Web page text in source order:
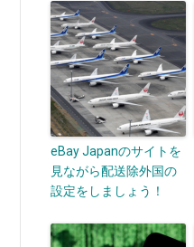
eBay Japanのサイトを
見ながら配送除外国の
設定をしましょう！